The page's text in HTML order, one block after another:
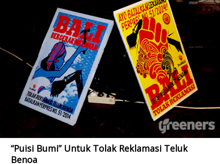
“Puisi Bumi” Untuk Tolak Reklamasi Teluk
Benoa